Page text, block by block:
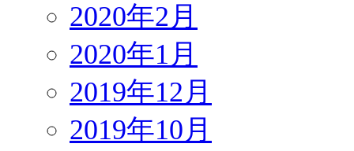
2020年2月
2020年1月
2019年12月
2019年10月